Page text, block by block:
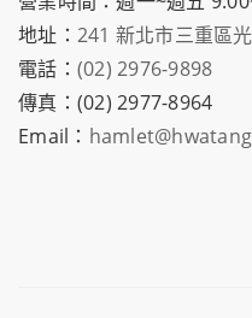
地址： 241 新北市三重區
電話： (02) 2976-9898
傳真：(02) 2977-8964
Email：